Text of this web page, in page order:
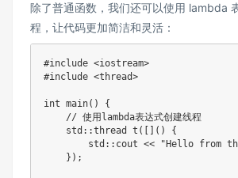
除了普通函数，我们还可以使用 lambda
程，让代码更加简洁和灵活：
#include <iostream>
#include <thread>
int main() {
// 使用lambda表达式创建线程
std::thread t([]() {
std::cout << "Hello from
});